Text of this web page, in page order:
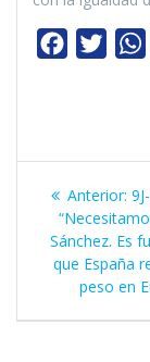
b
o
o
k
t
e
r
de
Anterior:
Sánchez. Es
que España
peso en